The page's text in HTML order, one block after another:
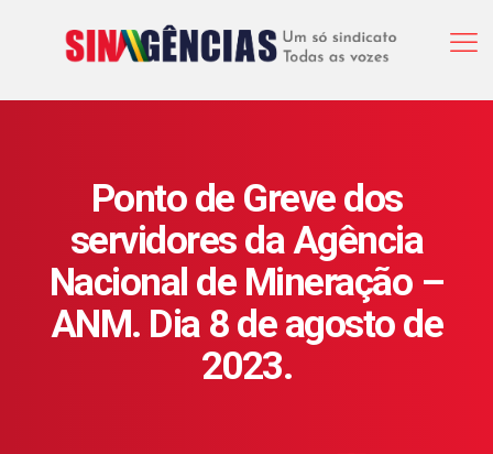
Ponto de Greve dos
servidores da Agência
Nacional de Mineração –
ANM. Dia 8 de agosto de
2023.